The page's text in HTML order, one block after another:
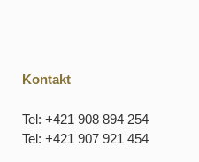
Kontakt
Tel: +421 908 894 254
Tel: +421 907 921 454